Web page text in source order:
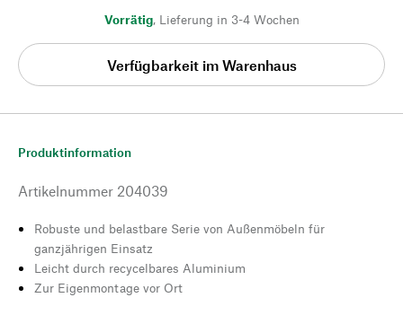
Vorrätig, Lieferung in 3-4 Wochen
Verfügbarkeit im Warenhaus
Produktinformation
Artikelnummer 204039
Robuste und belastbare Serie von Außenmöbeln für
ganzjährigen Einsatz
Leicht durch recycelbares Aluminium
Zur Eigenmontage vor Ort